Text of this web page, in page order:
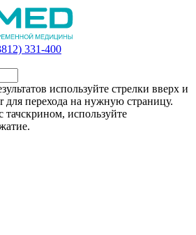
331-400
используйте стрелки вверх и
для перехода на нужную страницу.
тачскрином, используйте